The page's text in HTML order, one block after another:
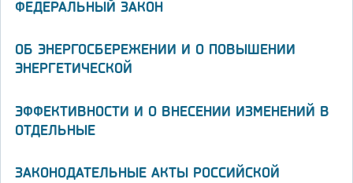
ФЕДЕРАЛЬНЫЙ ЗАКОН
ОБ ЭНЕРГОСБЕРЕЖЕНИИ И О ПОВЫШЕНИИ
ЭНЕРГЕТИЧЕСКОЙ
ЭФФЕКТИВНОСТИ И О ВНЕСЕНИИ ИЗМЕНЕНИЙ В
ОТДЕЛЬНЫЕ
ЗАКОНОДАТЕЛЬНЫЕ АКТЫ РОССИЙСКОЙ